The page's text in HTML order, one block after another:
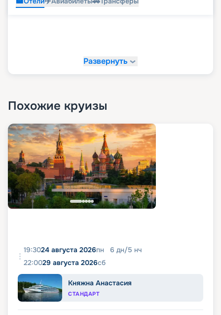
Развернуть
Похожие круизы
19:3024 августа 2026пн 6 дн/5 нч
22:0029 августа 2026сб
Княжна Анастасия
СТАНДАРТ